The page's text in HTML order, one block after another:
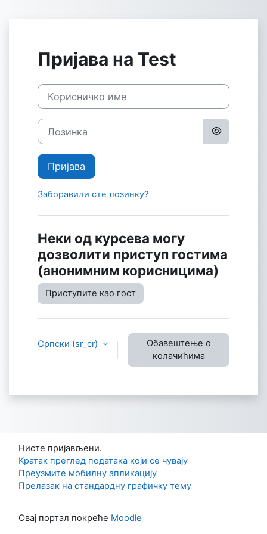
Пријава на Test
Корисничко име
Лозинка
Пријава
Заборавили сте лозинку?
Неки од курсева могу
дозволити приступ гостима
(анонимним корисницима)
Приступите као гост
Српски ‎(sr_cr)‎
Обавештење о
колачићима
Нисте пријављени.
Кратак преглед података који се чувају
Преузмите мобилну апликацију
Прелазак на стандардну графичку тему
Овај портал покреће Moodle